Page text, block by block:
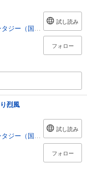
ジー（国内）
試し読み
フォロー
烈風
ジー（国内）
試し読み
フォロー